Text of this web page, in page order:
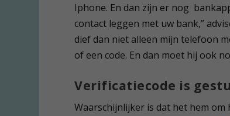
Iphone. En dan zijn er nog
contact leggen met uw bank,”
dief dan niet alleen mijn telefoon
of een code. En dan moet hij ook
Verificatiecode is
Waarschijnlijker is dat het hem